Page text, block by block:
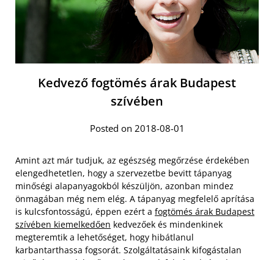
Kedvező fogtömés árak Budapest
szívében
Posted on 2018-08-01
Amint azt már tudjuk, az egészség megőrzése érdekében
elengedhetetlen, hogy a szervezetbe bevitt tápanyag
minőségi alapanyagokból készüljön, azonban mindez
önmagában még nem elég. A tápanyag megfelelő aprítása
is kulcsfontosságú, éppen ezért a fogtömés árak Budapest
szívében kiemelkedően kedvezőek és mindenkinek
megteremtik a lehetőséget, hogy hibátlanul
karbantarthassa fogsorát. Szolgáltatásaink kifogástalan